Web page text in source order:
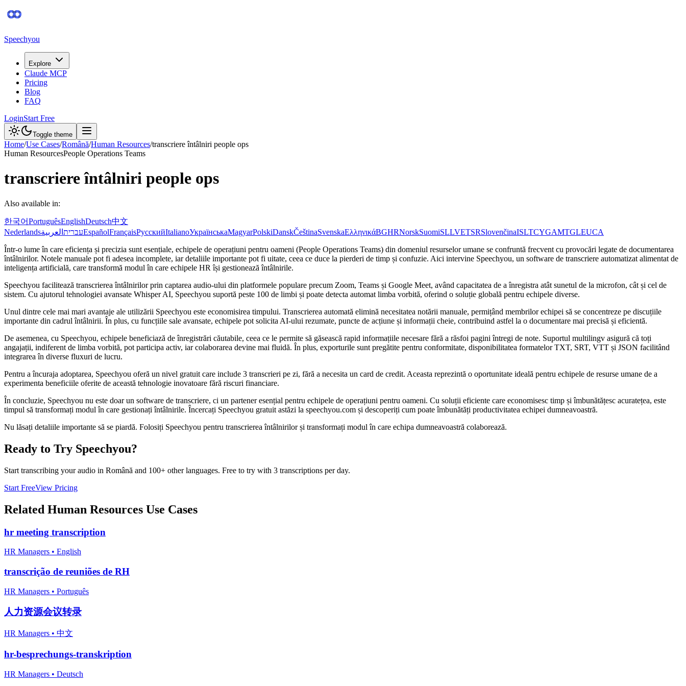
Speechyou
Explore
Claude MCP
Pricing
Blog
FAQ
LoginStart Free
Toggle theme
Home/Use Cases/Română/Human Resources/transcriere întâlniri people ops
Human ResourcesPeople Operations Teams
transcriere întâlniri people ops
Also available in:
한국어PortuguêsEnglishDeutsch中文
Nederlands
עברית العربية EspañolFrançaisРусскийItalianoУкраїнськаMagyarPolskiDanskČeštinaSvenskaΕλληνικάBGHRNorskSuomiSLLVETSRSlovenčinaISLTCYGAMTGLEUCA
Într-o lume în care eficiența și precizia sunt esențiale, echipele de operațiuni pentru oameni (People Operations Teams) din domeniul resurselor umane se confruntă frecvent cu provocări legate de documentarea
întâlnirilor. Notele manuale pot fi adesea incomplete, iar detaliile importante pot fi uitate, ceea ce duce la pierderi de timp și confuzie. Aici intervine Speechyou, un software de transcriere automatizat alimentat de
inteligența artificială, care transformă modul în care echipele HR își gestionează întâlnirile.
Speechyou facilitează transcrierea întâlnirilor prin captarea audio-ului din platformele populare precum Zoom, Teams și Google Meet, având capacitatea de a înregistra atât sunetul de la microfon, cât și cel de
sistem. Cu ajutorul tehnologiei avansate Whisper AI, Speechyou suportă peste 100 de limbi și poate detecta automat limba vorbită, oferind o soluție globală pentru echipele diverse.
Unul dintre cele mai mari avantaje ale utilizării Speechyou este economisirea timpului. Transcrierea automată elimină necesitatea notării manuale, permițând membrilor echipei să se concentreze pe discuțiile
importante din cadrul întâlnirii. În plus, cu funcțiile sale avansate, echipele pot solicita AI-ului rezumate, puncte de acțiune și informații cheie, contribuind astfel la o documentare mai precisă și eficientă.
De asemenea, cu Speechyou, echipele beneficiază de înregistrări căutabile, ceea ce le permite să găsească rapid informațiile necesare fără a răsfoi pagini întregi de note. Suportul multilingv asigură că toți
angajații, indiferent de limba vorbită, pot participa activ, iar colaborarea devine mai fluidă. În plus, exporturile sunt pregătite pentru conformitate, disponibilitatea formatelor TXT, SRT, VTT și JSON facilitând
integrarea în diverse fluxuri de lucru.
Pentru a încuraja adoptarea, Speechyou oferă un nivel gratuit care include 3 transcrieri pe zi, fără a necesita un card de credit. Aceasta reprezintă o oportunitate ideală pentru echipele de resurse umane de a
experimenta beneficiile oferite de această tehnologie inovatoare fără riscuri financiare.
În concluzie, Speechyou nu este doar un software de transcriere, ci un partener esențial pentru echipele de operațiuni pentru oameni. Cu soluții eficiente care economisesc timp și îmbunătățesc acuratețea, este
timpul să transformați modul în care gestionați întâlnirile. Încercați Speechyou gratuit astăzi la speechyou.com și descoperiți cum poate îmbunătăți productivitatea echipei dumneavoastră.
Nu lăsați detaliile importante să se piardă. Folosiți Speechyou pentru transcrierea întâlnirilor și transformați modul în care echipa dumneavoastră colaborează.
Ready to Try Speechyou?
Start transcribing your audio in Română and 100+ other languages. Free to try with 3 transcriptions per day.
Start FreeView Pricing
Related Human Resources Use Cases
hr meeting transcription
HR Managers • English
transcrição de reuniões de RH
HR Managers • Português
人力资源会议转录
HR Managers • 中文
hr-besprechungs-transkription
HR Managers • Deutsch